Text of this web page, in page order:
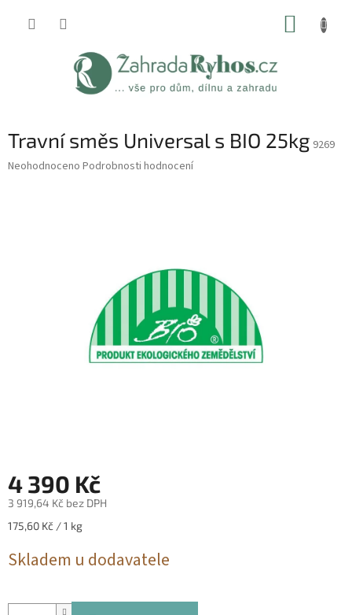
Travní směs Universal s BIO 25kg 9269
Průměrné
Neohodnoceno Podrobnosti hodnocení
4 390 Kč
3 919,64 Kč bez DPH
Měrná
175,60 Kč / 1 kg
Skladem u dodavatele